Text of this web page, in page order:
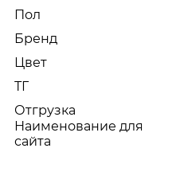
Пол
Бренд
Цвет
ТГ
Отгрузка
Наименование для
сайта